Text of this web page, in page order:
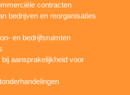
contracten
bedrijven en reorganisaties
en bedrijfsruimten
aansprakelijkheid voor